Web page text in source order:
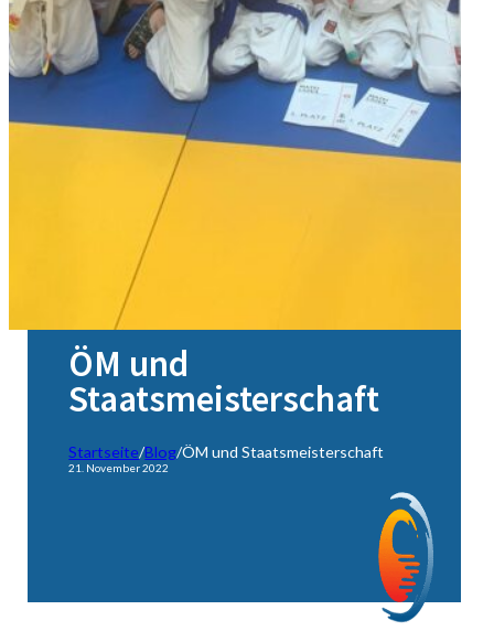
ÖM und
Staatsmeisterschaft
Startseite/Blog/ÖM und Staatsmeisterschaft
21. November 2022